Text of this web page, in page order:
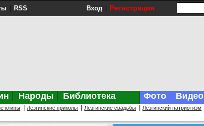
RSS Вход Регистрация
Народы Библиотека Фото Видео
клипы Лезгинские приколы Лезгинские свадьбы Лезгинский патриотизм